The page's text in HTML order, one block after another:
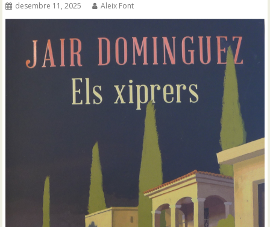
desembre 11, 2025 Aleix Font